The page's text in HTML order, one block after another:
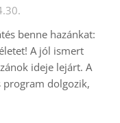
benne hazánkat:
A jól ismert
ideje lejárt. A
program dolgozik,